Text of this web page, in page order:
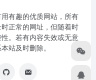
有趣的优质网站，所有
正常的网址，但随着时
。若有内容失效或无意
站及时删除。